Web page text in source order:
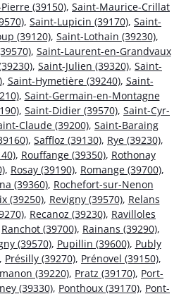
(39150), Saint-Maurice-Crillat
, Saint-Lupicin (39170), Saint-
(39120), Saint-Lothain (39230),
, Saint-Laurent-en-Grandvaux
, Saint-Julien (39320), Saint-
, Saint-Hymetière (39240), Saint-
, Saint-Germain-en-Montagne
, Saint-Didier (39570), Saint-Cyr-
Claude (39200), Saint-Baraing
, Saffloz (39130), Rye (39230),
, Rouffange (39350), Rothonay
, Rosay (39190), Romange (39700),
(39360), Rochefort-sur-Nenon
(39250), Revigny (39570), Relans
, Recanoz (39230), Ravilloles
Ranchot (39700), Rainans (39290),
(39570), Pupillin (39600), Publy
, Présilly (39270), Prénovel (39150),
(39220), Pratz (39170), Port-
(39330), Ponthoux (39170), Pont-